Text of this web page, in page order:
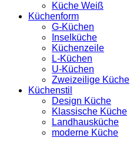
Küche Weiß
Küchenform
G-Küchen
Inselküche
Küchenzeile
L-Küchen
U-Küchen
Zweizeilige Küche
Küchenstil
Design Küche
Klassische Küche
Landhausküche
moderne Küche